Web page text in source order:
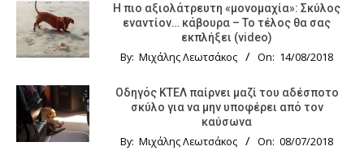
Η πιο αξιολάτρευτη «μονομαχία»: Σκύλος
εναντίον… κάβουρα – Το τέλος θα σας
εκπλήξει (video)
By: Μιχάλης Λεωτσάκος On: 14/08/2018
Οδηγός KTΕΛ παίρνει μαζί του αδέσποτο
σκύλο για να μην υποφέρει από τον
καύσωνα
By: Μιχάλης Λεωτσάκος On: 08/07/2018